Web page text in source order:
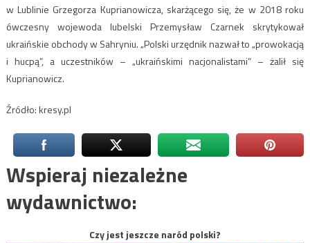
w Lublinie Grzegorza Kuprianowicza, skarżącego się, że w 2018 roku
ówczesny wojewoda lubelski Przemysław Czarnek skrytykował
ukraińskie obchody w Sahryniu. „Polski urzędnik nazwał to „prowokacją
i hucpą”, a uczestników – „ukraińskimi nacjonalistami” – żalił się
Kuprianowicz.
Źródło: kresy.pl
Wspieraj niezależne
wydawnictwo:
Czy jest jeszcze naród polski?